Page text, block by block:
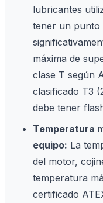
lubricantes
tener un punto
máxima de
clase T según
clasificado T3
debe tener
Temperatura
equipo: La
del motor,
temperatura
certificado